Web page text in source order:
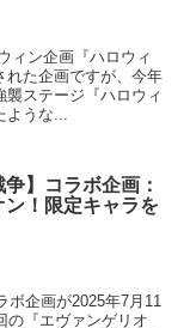
ィン企画『ハロウィ
れた企画ですが、今年
ステージ『ハロウィ
うな...
争】コラボ企画：
！限定キャラを
ボ企画が2025年7月11
の『エヴァンゲリオ